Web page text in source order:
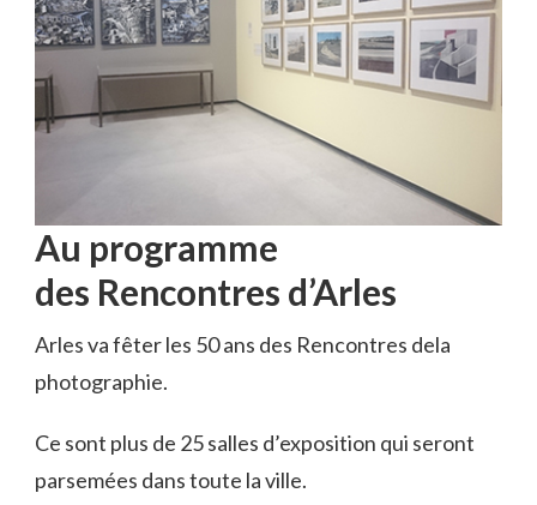
Au programme
des Rencontres d’Arles
Arles va fêter les 50 ans des Rencontres dela
photographie.
Ce sont plus de 25 salles d’exposition qui seront
parsemées dans toute la ville.